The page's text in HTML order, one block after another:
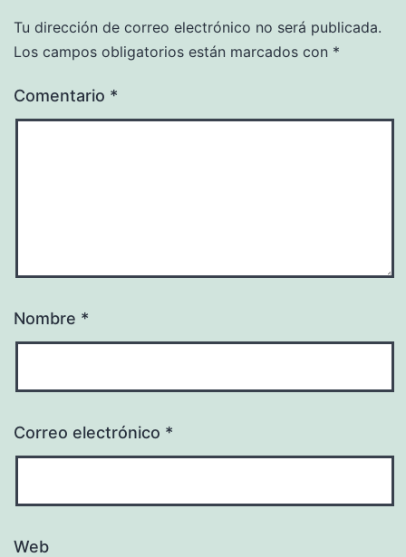
Tu dirección de correo electrónico no será publicada.
Los campos obligatorios están marcados con *
Comentario *
Nombre *
Correo electrónico *
Web